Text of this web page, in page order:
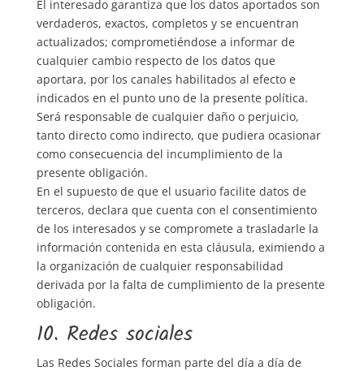
El interesado garantiza que los datos aportados son
verdaderos, exactos, completos y se encuentran
actualizados; comprometiéndose a informar de
cualquier cambio respecto de los datos que
aportara, por los canales habilitados al efecto e
indicados en el punto uno de la presente política.
Será responsable de cualquier daño o perjuicio,
tanto directo como indirecto, que pudiera ocasionar
como consecuencia del incumplimiento de la
presente obligación.
En el supuesto de que el usuario facilite datos de
terceros, declara que cuenta con el consentimiento
de los interesados y se compromete a trasladarle la
información contenida en esta cláusula, eximiendo a
la organización de cualquier responsabilidad
derivada por la falta de cumplimiento de la presente
obligación.
10. Redes sociales
Las Redes Sociales forman parte del día a día de